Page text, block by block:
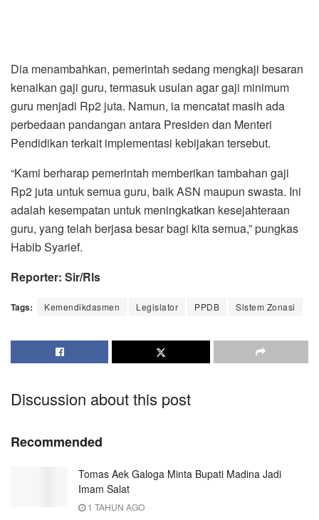
Dia menambahkan, pemerintah sedang mengkaji besaran
kenaikan gaji guru, termasuk usulan agar gaji minimum
guru menjadi Rp2 juta. Namun, ia mencatat masih ada
perbedaan pandangan antara Presiden dan Menteri
Pendidikan terkait implementasi kebijakan tersebut.
“Kami berharap pemerintah memberikan tambahan gaji
Rp2 juta untuk semua guru, baik ASN maupun swasta. Ini
adalah kesempatan untuk meningkatkan kesejahteraan
guru, yang telah berjasa besar bagi kita semua,” pungkas
Habib Syarief.
Reporter: Sir/Rls
Tags: Kemendikdasmen Legislator PPDB Sistem Zonasi
Discussion about this post
Recommended
Tomas Aek Galoga Minta Bupati Madina Jadi
Imam Salat
1 TAHUN AGO